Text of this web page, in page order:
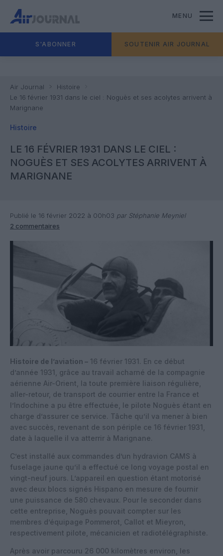
MENU
S'ABONNER SOUTENIR AIR JOURNAL
Air Journal
Histoire
Le 16 février 1931 dans le ciel : Noguès et ses acolytes arrivent à
Marignane
Histoire
LE 16 FÉVRIER 1931 DANS LE CIEL :
NOGUÈS ET SES ACOLYTES ARRIVENT À
MARIGNANE
Publié le 16 février 2022 à 00h03 par Stéphanie Meyniel
2 commentaires
Histoire de l’aviation – 16 février 1931. En ce début
d’année 1931, grâce au travail acharné de la compagnie
aérienne Air-Orient, la toute première liaison régulière,
aller-retour, de transport de courrier entre la France et
l’Indochine a pu être effectuée, le pilote Noguès étant en
charge d’assurer ce service. Tâche qu’il va mener à bien
avec succès, revenant de son périple ce 16 février 1931,
date à laquelle il va atterrir à Marignane.
C’est installé aux commandes d’un hydravion CAMS à
fuselage jaune qu’il a effectué ce long voyage postal en
vingt-neuf jours. L’appareil en question étant motorisé
avec deux blocs signés Hispano en mesure de fournir
une puissance de 580 chevaux. Pour le seconder dans
cette entreprise, Noguès pouvait compter sur les
membres d’équipage Pommerot, Callot et Mieyron,
respectivement pilote, mécanicien et radiotélégraphiste.
Après avoir parcouru 26 000 kilomètres environ, les